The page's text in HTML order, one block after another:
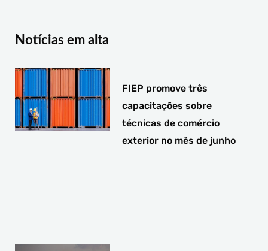
a
m
k
-
Notícias em alta
FIEP promove três
capacitações sobre
técnicas de comércio
exterior no mês de junho